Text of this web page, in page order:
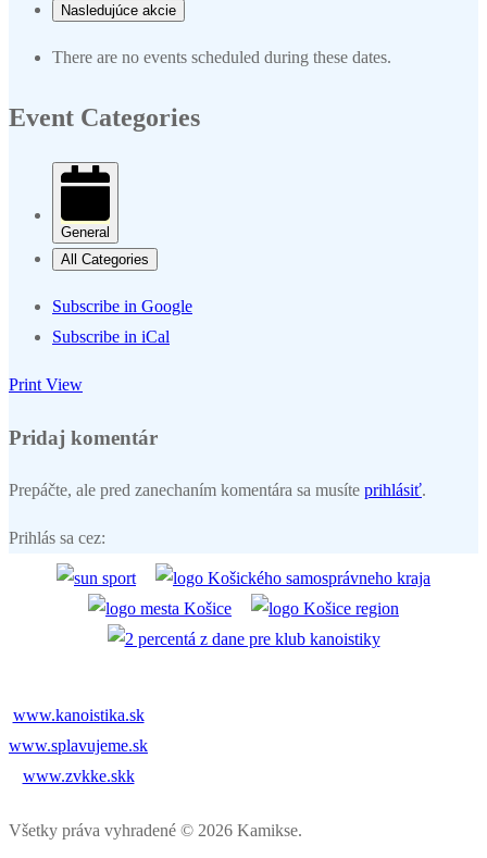
Nasledujúce akcie
There are no events scheduled during these dates.
Event Categories
General
All Categories
Subscribe in Google
Subscribe in iCal
Print View
Pridaj komentár
Prepáčte, ale pred zanechaním komentára sa musíte prihlásiť.
Prihlás sa cez:
www.kanoistika.sk
www.splavujeme.sk
www.zvkke.skk
Všetky práva vyhradené © 2026 Kamikse.